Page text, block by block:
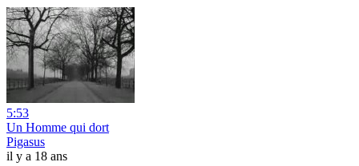
5:53
Un Homme qui dort
Pigasus
il y a 18 ans